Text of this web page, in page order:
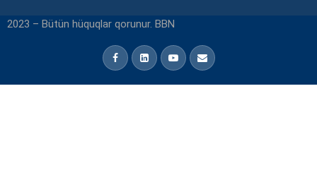
2023 – Bütün hüquqlar qorunur. BBN